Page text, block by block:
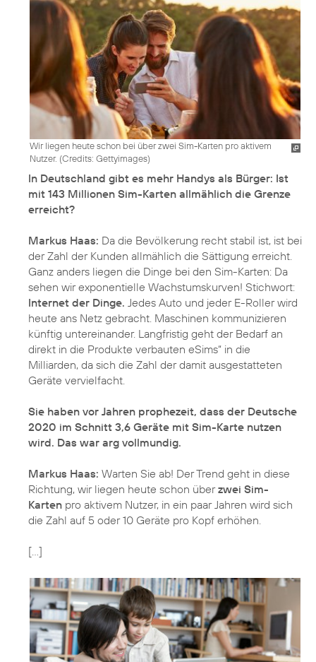
Wir liegen heute schon bei über zwei Sim-Karten pro aktivem
Nutzer. (Credits: Gettyimages)
In Deutschland gibt es mehr Handys als Bürger: Ist
mit 143 Millionen Sim-Karten allmählich die Grenze
erreicht?
Markus Haas: Da die Bevölkerung recht stabil ist, ist bei
der Zahl der Kunden allmählich die Sättigung erreicht.
Ganz anders liegen die Dinge bei den Sim-Karten: Da
sehen wir exponentielle Wachstumskurven! Stichwort:
Internet der Dinge. Jedes Auto und jeder E-Roller wird
heute ans Netz gebracht. Maschinen kommunizieren
künftig untereinander. Langfristig geht der Bedarf an
direkt in die Produkte verbauten eSims“ in die
Milliarden, da sich die Zahl der damit ausgestatteten
Geräte vervielfacht.
Sie haben vor Jahren prophezeit, dass der Deutsche
2020 im Schnitt 3,6 Geräte mit Sim-Karte nutzen
wird. Das war arg vollmundig.
Markus Haas: Warten Sie ab! Der Trend geht in diese
Richtung, wir liegen heute schon überzwei Sim-
Karten pro aktivem Nutzer, in ein paar Jahren wird sich
die Zahl auf 5 oder 10 Geräte pro Kopf erhöhen.
[...]